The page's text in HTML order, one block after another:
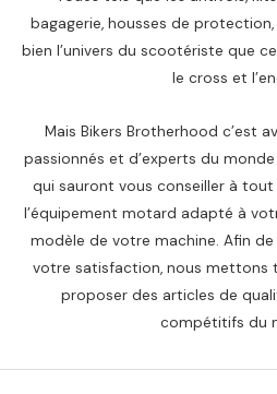
bagagerie, housses de
bien l’univers du scootériste que
le cross et
Mais Bikers Brotherhood c’est
passionnés et d’experts du
qui sauront vous conseiller à
l’équipement motard adapté à
modèle de votre machine. Afin
votre satisfaction, nous mettons
proposer des articles de
compétitifs du